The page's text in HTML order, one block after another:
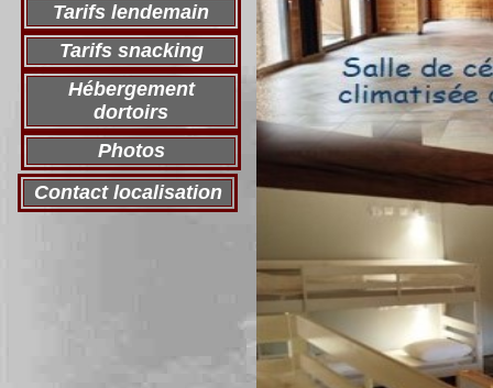
Tarifs lendemain
Tarifs snacking
Hébergement
dortoirs
Photos
Contact localisation